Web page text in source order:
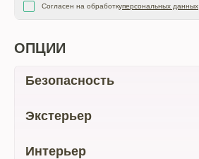
Согласен на обработкуперсональных данных
ОПЦИИ
Безопасность
Экстерьер
Интерьер